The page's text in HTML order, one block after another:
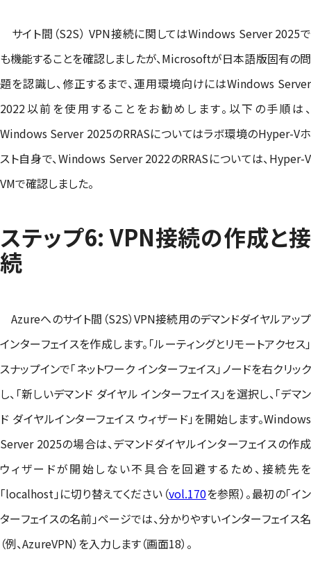
サイト間（S2S） VPN接続に関してはWindows Server 2025で
も機能することを確認しましたが、Microsoftが日本語版固有の問
題を認識し、修正するまで、運用環境向けにはWindows Server
2022以前を使用することをお勧めします。以下の手順は、
Windows Server 2025のRRASについてはラボ環境のHyper-Vホ
スト自身で、Windows Server 2022のRRASについては、Hyper-V
VMで確認しました。
ステップ6: VPN接続の作成と接
続
Azureへのサイト間（S2S）VPN接続用のデマンドダイヤルアップ
インターフェイスを作成します。「ルーティングとリモートアクセス」
スナップインで「ネットワーク インターフェイス」ノードを右クリック
し、「新しいデマンド ダイヤル インターフェイス」を選択し、「デマン
ド ダイヤルインターフェイス ウィザード」を開始します。Windows
Server 2025の場合は、デマンドダイヤルインターフェイスの作成
ウィザードが開始しない不具合を回避するため、接続先を
「localhost」に切り替えてください（vol.170を参照）。最初の「イン
ターフェイスの名前」ページでは、分かりやすいインターフェイス名
（例、AzureVPN）を入力します（画面18）。